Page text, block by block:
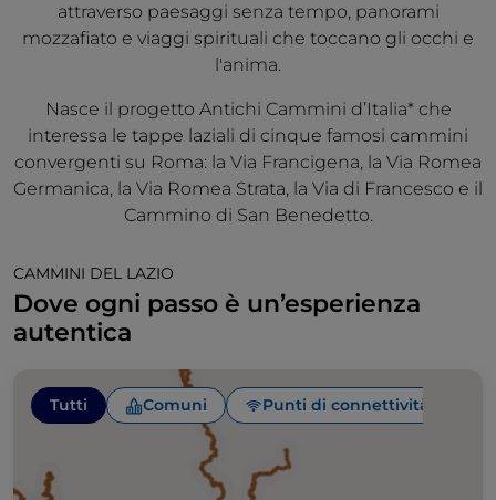
attraverso paesaggi senza tempo, panorami
mozzafiato e viaggi spirituali che toccano gli occhi e
l'anima.
Nasce il progetto Antichi Cammini d’Italia* che
interessa le tappe laziali di cinque famosi cammini
convergenti su Roma: la Via Francigena, la Via Romea
Germanica, la Via Romea Strata, la Via di Francesco e il
Cammino di San Benedetto.
CAMMINI DEL LAZIO
Dove ogni passo è un’esperienza
autentica
Tutti Comuni Punti di connettività